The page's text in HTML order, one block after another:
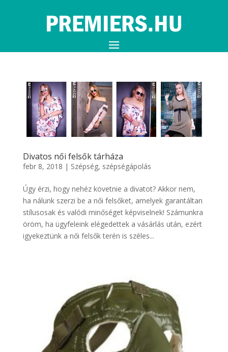
Divatos női felsők tárháza
febr 8, 2018 | Szépség, szépségápolás
Úgy érzi, hogy nehéz követnie a divatot? Akkor nem,
ha nálunk szerzi be a női felsőket, amelyek garantáltan
stílusosak és valódi minőséget képviselnek! Számunkra
öröm, ha ügyfeleink elégedettek a vásárlás után, ezért
igyekeztünk a női felsők terén is széles...